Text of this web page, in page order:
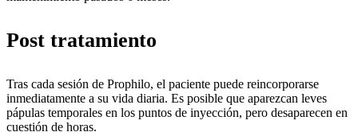
Post tratamiento
Tras cada sesión de Prophilo, el paciente puede reincorporarse
inmediatamente a su vida diaria. Es posible que aparezcan leves
pápulas temporales en los puntos de inyección, pero desaparecen en
cuestión de horas.